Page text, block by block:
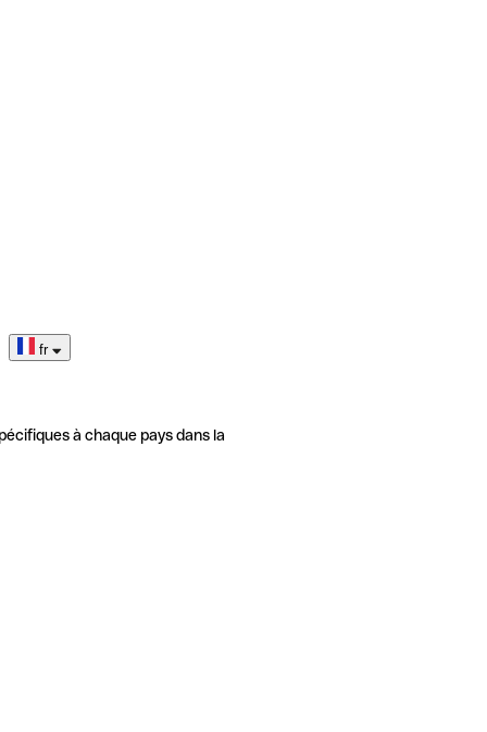
fr
à chaque pays dans la